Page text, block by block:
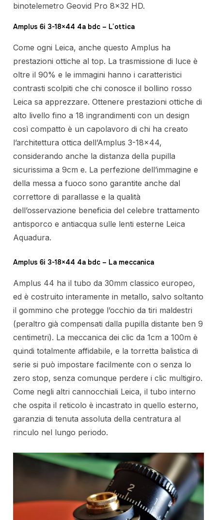
binotelemetro Geovid Pro 8×32 HD.
Amplus 6i 3-18×44 4a bdc – L’ottica
Come ogni Leica, anche questo Amplus ha
prestazioni ottiche al top. La trasmissione di luce è
oltre il 90% e le immagini hanno i caratteristici
contrasti scolpiti che chi conosce il bollino rosso
Leica sa apprezzare. Ottenere prestazioni ottiche di
alto livello fino a 18 ingrandimenti con un design
così compatto è un capolavoro di chi ha creato
l’architettura ottica dell’Amplus 3-18×44,
considerando anche la distanza della pupilla
sicurissima a 9cm e. La perfezione dell’immagine e
della messa a fuoco sono garantite anche dal
correttore di parallasse e la qualità
dell’osservazione beneficia del celebre trattamento
antisporco e antiacqua sulle lenti esterne Leica
Aquadura.
Amplus 6i 3-18×44 4a bdc – La meccanica
Amplus 44 ha il tubo da 30mm classico europeo,
ed è costruito interamente in metallo, salvo soltanto
il gommino che protegge l’occhio da tiri maldestri
(peraltro già compensati dalla pupilla distante ben 9
centimetri). La meccanica dei clic da 1cm a 100m è
quindi totalmente affidabile, e la torretta balistica di
serie si può impostare facilmente con o senza lo
zero stop, senza comunque perdere i clic multigiro.
Come negli altri cannocchiali Leica, il tubo interno
che ospita il reticolo è incastrato in quello esterno,
garanzia di tenuta assoluta della centratura al
rinculo nel lungo periodo.